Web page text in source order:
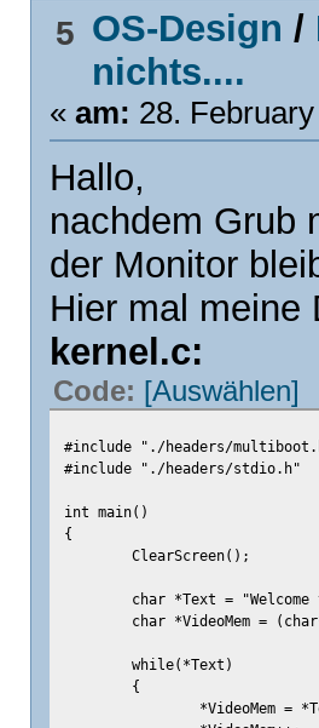
5 OS-Design /
nichts....
« am: 28.
Hallo,
nachdem Grub
der Monitor
Hier mal meine
kernel.c:
Code: [Auswählen]
#include "./headers/
#include "./headers/stdio.h"
int main()
{
ClearScreen();
char *Text =
char *VideoMem =
while(*Text)
{
*VideoMem =